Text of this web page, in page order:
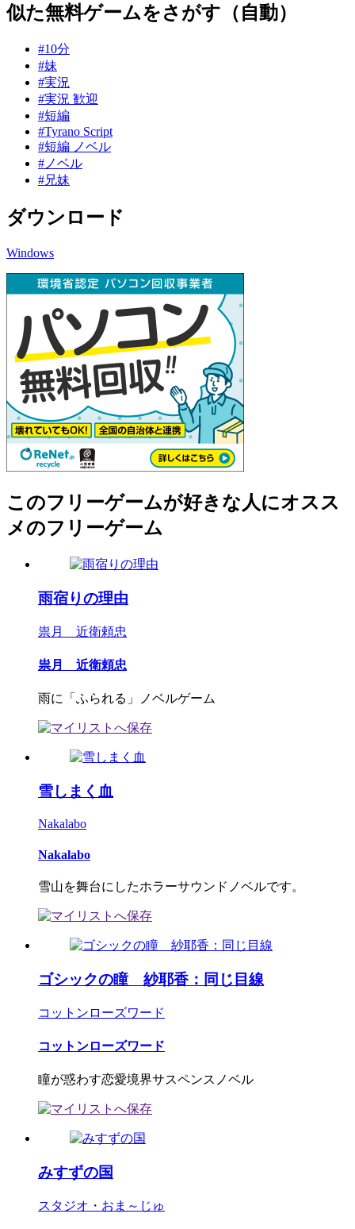
似た無料ゲームをさがす（自動）
#10分
#妹
#実況
#実況 歓迎
#短編
#Tyrano Script
#短編 ノベル
#ノベル
#兄妹
ダウンロード
Windows
このフリーゲームが好きな人にオスス
メのフリーゲーム
雨宿りの理由
祟月 近衛頼忠
祟月 近衛頼忠
雨に「ふられる」ノベルゲーム
雪しまく血
Nakalabo
Nakalabo
雪山を舞台にしたホラーサウンドノベルです。
ゴシックの瞳 紗耶香：同じ目線
コットンローズワード
コットンローズワード
瞳が惑わす恋愛境界サスペンスノベル
みすずの国
スタジオ・おま～じゅ